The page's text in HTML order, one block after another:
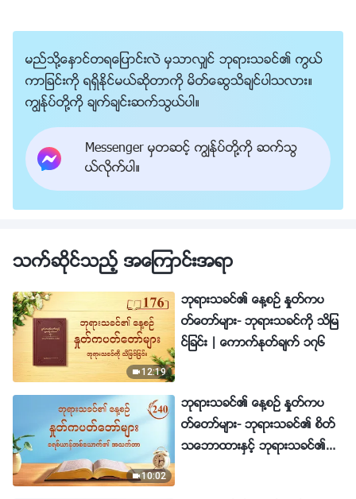
မည္သို႔ေႏွာင္တရေျပာင္းလဲ မွသာလွ်င္ ဘုရားသခင္၏ ကြယ္
ကာျခင္းကို ရရွိႏိုင္မယ္ဆိုတာကို မိတ္ေဆြသိခ်င္ပါသလား။
ကြၽန္ုပ္တို႔ကို ခ်က္ခ်င္းဆက္သြယ္ပါ။
Messenger မွတဆင့္ ကြၽန္ုပ္တို႔ကို ဆက္သြ
ယ္လိုက္ပါ။
သက္ဆိုင္သည့္ အေၾကာင္းအရာ
12:19
ဘုရားသခင္၏ ေန႔စဥ္ ႏႈတ္ကပ
တ္ေတာ္မ်ား- ဘုရားသခင္ကို သိျမ
င္ျခင္း | ေကာက္ႏုတ္ခ်က္ ၁၇၆
10:02
ဘုရားသခင္၏ ေန႔စဥ္ ႏႈတ္ကပ
တ္ေတာ္မ်ား- ဘုရားသခင္၏ စိတ္
သေဘာထားႏွင့္ ဘုရားသခင္၏